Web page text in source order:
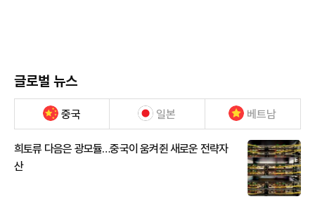
글로벌 뉴스
중국 일본 베트남
희토류 다음은 광모듈…중국이 움켜쥔 새로운 전략자
산